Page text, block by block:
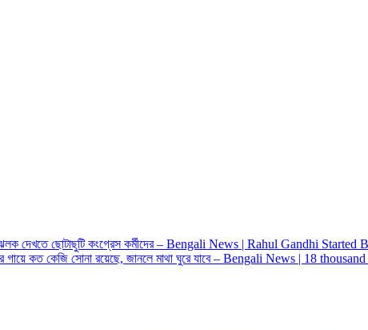
দেখতে ছোটাছুটি কংগ্রেস কর্মীদের – Bengali News | Rahul Gandhi
গায়ে কত কেজি সোনা রয়েছে, জানলে মাথা ঘুরে যাবে – Bengali News | 18